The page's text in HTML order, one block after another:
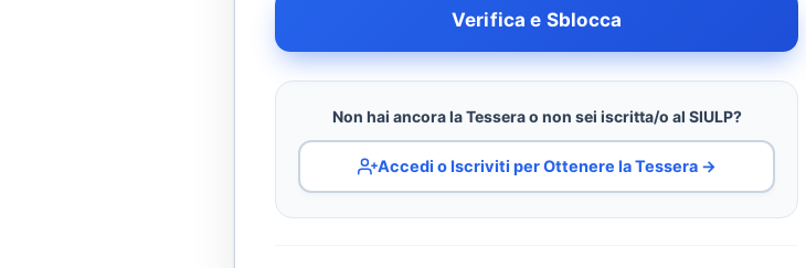
Verifica e Sblocca
Non hai ancora la Tessera o non sei iscritta/o al SIULP?
Accedi o Iscriviti per Ottenere la Tessera →